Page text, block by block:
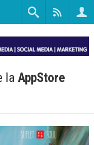
la AppStore